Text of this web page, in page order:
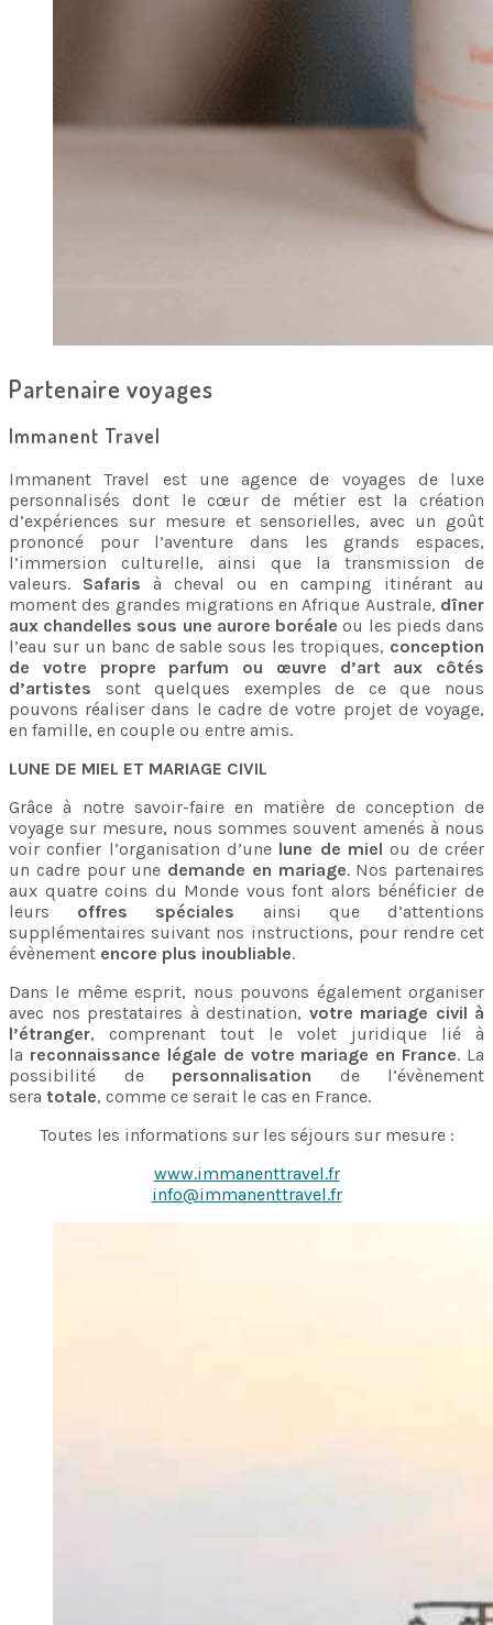
Partenaire voyages
Immanent Travel
Immanent Travel est une agence de voyages de luxe
personnalisés dont le cœur de métier est la création
d’expériences sur mesure et sensorielles, avec un goût
prononcé pour l’aventure dans les grands espaces,
l’immersion culturelle, ainsi que la transmission de
valeurs. Safaris à cheval ou en camping itinérant au
moment des grandes migrations en Afrique Australe, dîner
aux chandelles sous une aurore boréale ou les pieds dans
l’eau sur un banc de sable sous les tropiques, conception
de votre propre parfum ou œuvre d’art aux côtés
d’artistes sont quelques exemples de ce que nous
pouvons réaliser dans le cadre de votre projet de voyage,
en famille, en couple ou entre amis.
LUNE DE MIEL ET MARIAGE CIVIL
Grâce à notre savoir-faire en matière de conception de
voyage sur mesure, nous sommes souvent amenés à nous
voir confier l’organisation d’une lune de miel ou de créer
un cadre pour une demande en mariage. Nos partenaires
aux quatre coins du Monde vous font alors bénéficier de
leurs offres spéciales ainsi que d’attentions
supplémentaires suivant nos instructions, pour rendre cet
évènement encore plus inoubliable.
Dans le même esprit, nous pouvons également organiser
avec nos prestataires à destination, votre mariage civil à
l’étranger, comprenant tout le volet juridique lié à
la reconnaissance légale de votre mariage en France. La
possibilité de personnalisation de l’évènement
sera totale, comme ce serait le cas en France.
Toutes les informations sur les séjours sur mesure :
www.immanenttravel.fr
info@immanenttravel.fr